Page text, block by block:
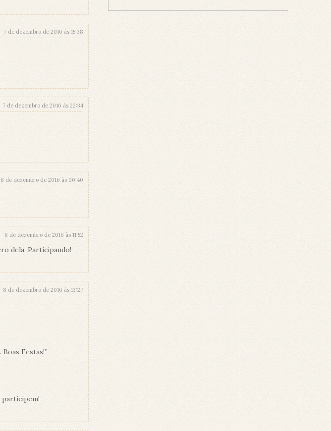
7 de dezembro de 2016 às 15:38
7 de dezembro de 2016 às 22:34
8 de dezembro de 2016 às 00:40
8 de dezembro de 2016 às 11:52
dela. Participando!
8 de dezembro de 2016 às 13:27
Festas!”
participem!